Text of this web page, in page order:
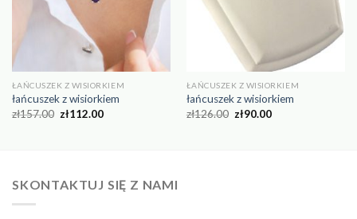
ŁAŃCUSZEK Z WISIORKIEM
łańcuszek z wisiorkiem
zł157.00 zł112.00
ŁAŃCUSZEK Z WISIORKIEM
łańcuszek z wisiorkiem
zł126.00 zł90.00
SKONTAKTUJ SIĘ Z NAMI